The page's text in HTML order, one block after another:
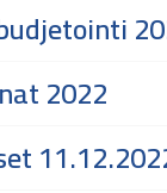
2022